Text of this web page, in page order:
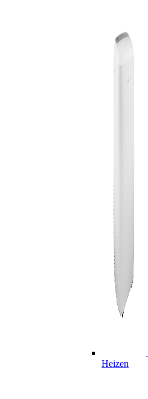
Heizen